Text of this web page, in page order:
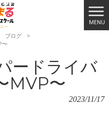
MENU
ブログ
>
〜
ードライバ
MVP〜
2023/11/17